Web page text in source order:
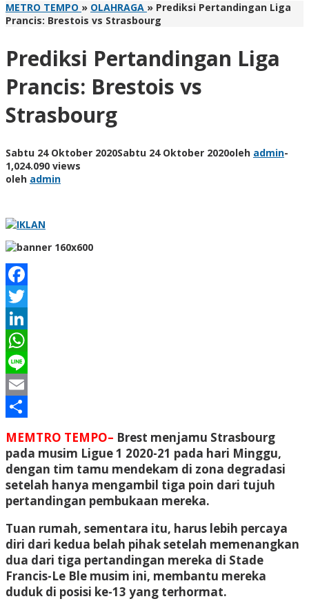
METRO TEMPO » OLAHRAGA » Prediksi Pertandingan Liga
Prancis: Brestois vs Strasbourg
Prediksi Pertandingan Liga
Prancis: Brestois vs
Strasbourg
Sabtu 24 Oktober 2020Sabtu 24 Oktober 2020oleh admin-
1,024.090 views
oleh admin
Facebook
Twitter
LinkedIn
WhatsApp
Line
Email
MEMTRO TEMPO– Brest menjamu Strasbourg
pada musim Ligue 1 2020-21 pada hari Minggu,
dengan tim tamu mendekam di zona degradasi
setelah hanya mengambil tiga poin dari tujuh
pertandingan pembukaan mereka.
Tuan rumah, sementara itu, harus lebih percaya
diri dari kedua belah pihak setelah memenangkan
dua dari tiga pertandingan mereka di Stade
Francis-Le Ble musim ini, membantu mereka
duduk di posisi ke-13 yang terhormat.